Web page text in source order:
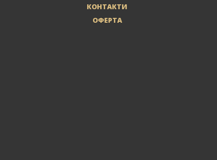
КОНТАКТИ
ОФЕРТА